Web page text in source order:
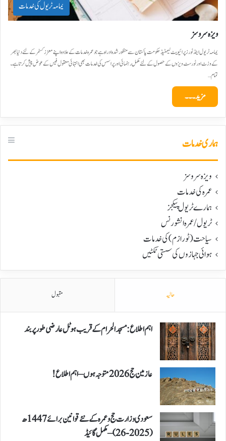
یمامہ ٹریول کی خدمات
ویزہ سروسز
یمامہ ٹریول اینڈ ٹورز پرائیویٹ لیمٹیڈ حکومت پاکستان سے منظور شدہ ادراہ ہے جو عمرہ خدمات کے علاوہ اپنے معزز کسٹمر کے لئے دنیا بھر
کے وزٹ اور ٹورسٹ ویزوں کے حصول کے لئے مکمل رہنمائی اور پراسس کی خدمات بھی انتہائی معقول فیس کے عوض پیش کرتا ہے۔
تمام…
مزید۔۔۔
ہماری خدمات
ویزہ سروسز
عمرہ کی خدمات
ہمارے ٹریول پیکجز
ٹریول/عمرہ انشورنس
سیاحت(ٹورازم) کی خدمات
ہوائی جہازوں کی سستی ٹکٹیں
حالیہ مقبول
اہم اطلاع: مسجد الحرام کے قریب ہوٹل عارضی طور پر بند
عازمین حج 2026 متوجہ ہوں – اہم اطلاع!
سعودی وزارت حج و عمرہ کے نئے قوانین برائے 1447ھ
(2025-26) – مکمل گائیڈ